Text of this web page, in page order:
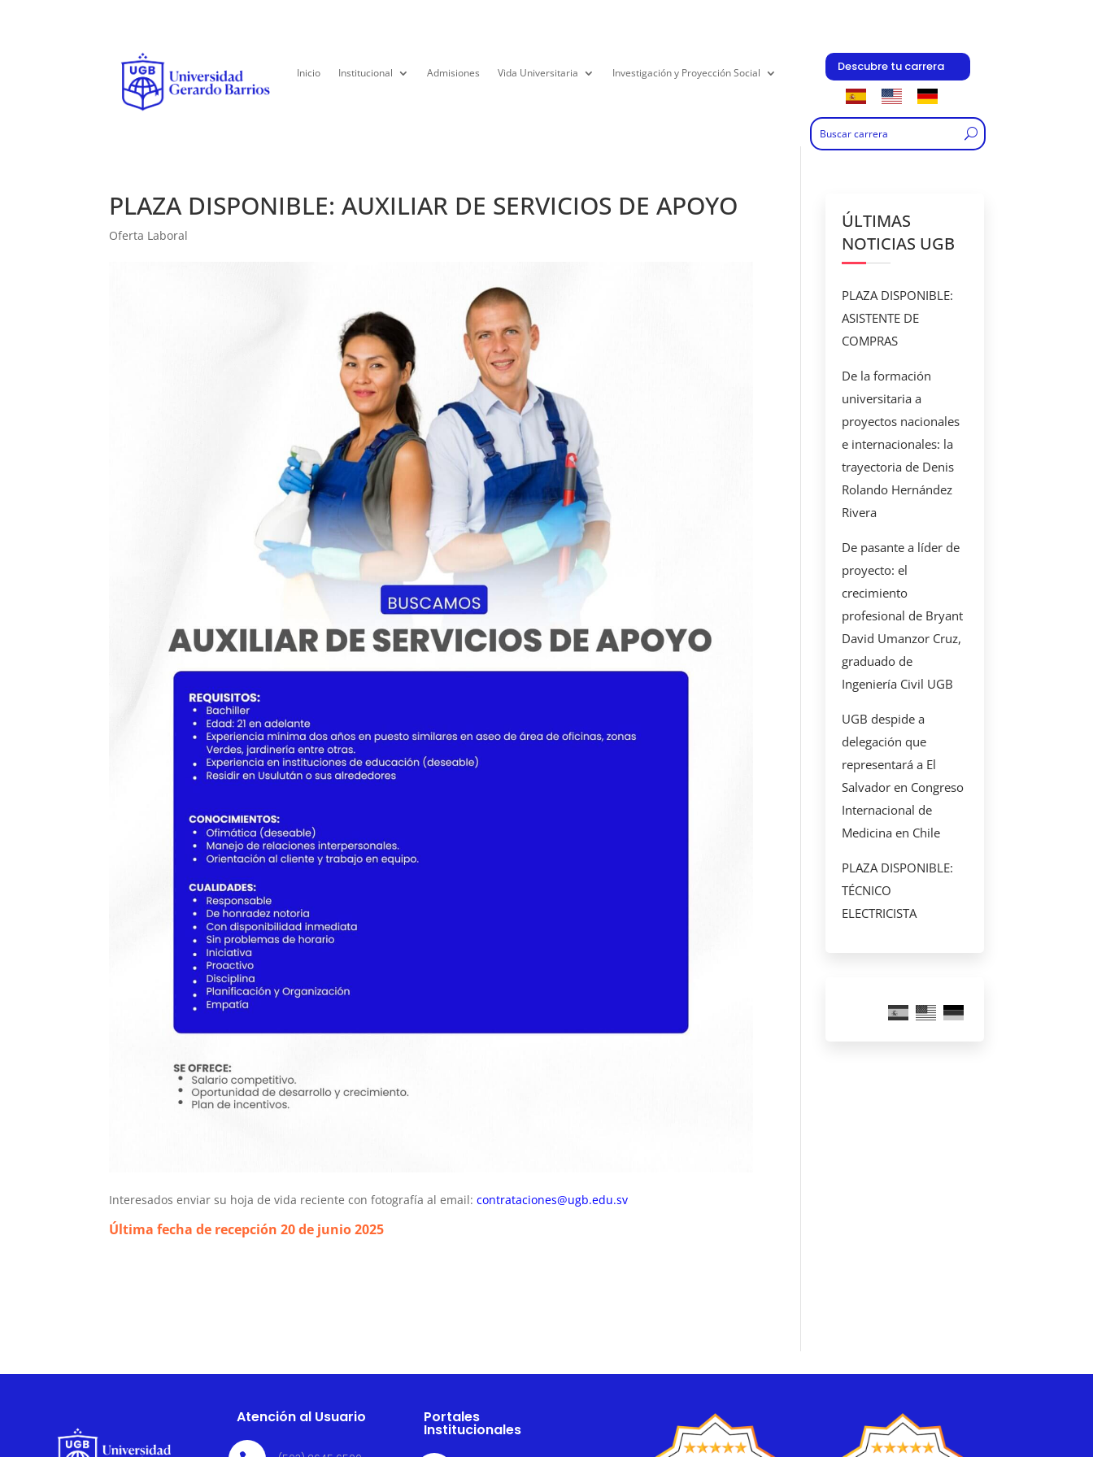
Inicio Institucional Admisiones Vida Universitaria Investigación y Proyección Social Descubre tu carrera
PLAZA DISPONIBLE: AUXILIAR DE SERVICIOS DE APOYO
Oferta Laboral
Interesados enviar su hoja de vida reciente con fotografía al email:contrataciones@ugb.edu.sv
Última fecha de recepción 20 de junio 2025
ÚLTIMAS
NOTICIAS UGB
PLAZA DISPONIBLE:
ASISTENTE DE
COMPRAS
De la formación
universitaria a
proyectos nacionales
e internacionales: la
trayectoria de Denis
Rolando Hernández
Rivera
De pasante a líder de
proyecto: el
crecimiento
profesional de Bryant
David Umanzor Cruz,
graduado de
Ingeniería Civil UGB
UGB despide a
delegación que
representará a El
Salvador en Congreso
Internacional de
Medicina en Chile
PLAZA DISPONIBLE:
TÉCNICO
ELECTRICISTA
Atención al Usuario Portales
Institucionales